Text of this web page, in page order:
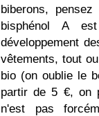
biberons,
bisphénol A
développement
vêtements, tout
bio (on oublie le
partir de 5 €, on
n'est pas